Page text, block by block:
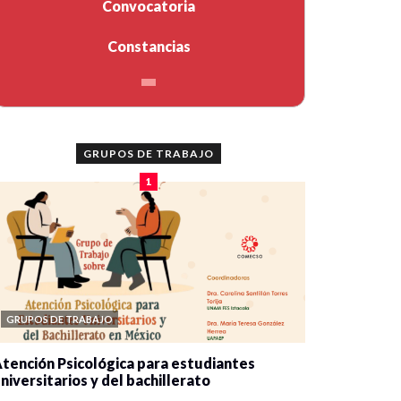
Convocatoria
Constancias
GRUPOS DE TRABAJO
1
GRUPOS DE TRABAJO
Psicológica para estudiantes
y del bachillerato